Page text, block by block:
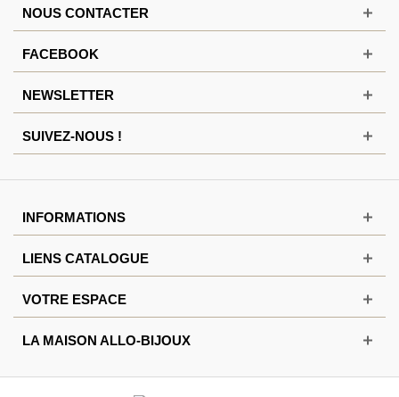
NOUS CONTACTER
FACEBOOK
NEWSLETTER
SUIVEZ-NOUS !
INFORMATIONS
LIENS CATALOGUE
VOTRE ESPACE
LA MAISON ALLO-BIJOUX